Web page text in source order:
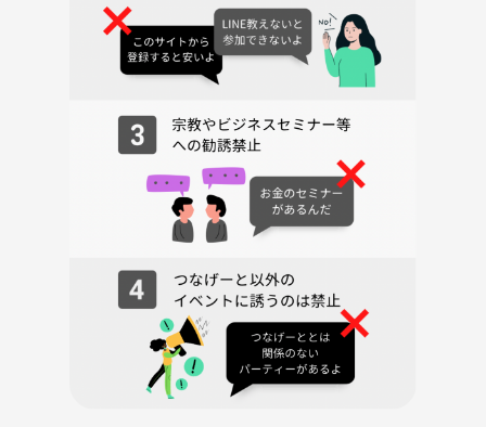
い方や参加者様としてふさわしくないと判断した方は、参加をお断りす
る場合がございます。
＿＿＿＿＿＿＿＿＿
初参加の方もすぐに打ち解けられる野球観戦イベントです！楽しい時間
を一緒に過ごしましょう。ご参加を心よりお待ちしています⚾️✨